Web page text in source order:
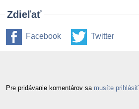
Zdieľať
Facebook Twitter
Pre pridávanie komentárov sa musíte prihlásiť